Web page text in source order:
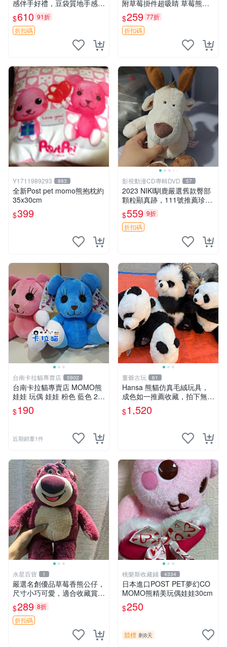
感伴手好禮，豆袋質地手感
佳，抱枕小熊 recom 推薦 白
色豆袋 玩具
$610 91折
折扣碼
附草莓掛件超吸睛 草莓熊手
提包 草莓掛件 可愛portunes
e
$259 77折
折扣碼
Y1711989293 883
全新Post pet momo熊抱枕約
35x30cm
$399
影視動漫CD專輯DVD 57
2023 NIKI馴鹿嚴選舊款臀部
顆粒顯真跡，111號推薦珍藏
品 馴鹿 舊款 尾巴顆粒
$559 9折
折扣碼
台南卡拉貓專賣店 5902
台南卡拉貓專賣店 MOMO熊
娃娃 玩偶 娃娃 粉色 藍色 2色
分售
$190
近期銷量1件
董爺古玩 61
Hansa 熊貓仿真毛絨玩具，
成色如一推薦收藏，拍下無疑
心 熊貓 毛絨玩具 收藏
$1,520
水星百貨 1
嚴選名創優品草莓香熊公仔，
尺寸小巧可愛，適合收藏賞玩
30cm 玩具 公仔 草莓熊
$289 8折
折扣碼
桃樂斯收藏鋪 4334
日本進口POST PET夢幻CO
MOMO熊精美玩偶娃娃30cm
$250
競標 剩8天